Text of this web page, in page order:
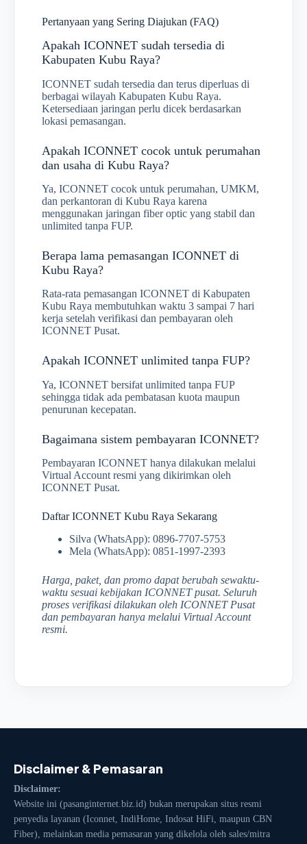
Pertanyaan yang Sering Diajukan (FAQ)
Apakah ICONNET sudah tersedia di
Kabupaten Kubu Raya?
ICONNET sudah tersedia dan terus diperluas di
berbagai wilayah Kabupaten Kubu Raya.
Ketersediaan jaringan perlu dicek berdasarkan
lokasi pemasangan.
Apakah ICONNET cocok untuk perumahan
dan usaha di Kubu Raya?
Ya, ICONNET cocok untuk perumahan, UMKM,
dan perkantoran di Kubu Raya karena
menggunakan jaringan fiber optic yang stabil dan
unlimited tanpa FUP.
Berapa lama pemasangan ICONNET di
Kubu Raya?
Rata-rata pemasangan ICONNET di Kabupaten
Kubu Raya membutuhkan waktu 3 sampai 7 hari
kerja setelah verifikasi dan pembayaran oleh
ICONNET Pusat.
Apakah ICONNET unlimited tanpa FUP?
Ya, ICONNET bersifat unlimited tanpa FUP
sehingga tidak ada pembatasan kuota maupun
penurunan kecepatan.
Bagaimana sistem pembayaran ICONNET?
Pembayaran ICONNET hanya dilakukan melalui
Virtual Account resmi yang dikirimkan oleh
ICONNET Pusat.
Daftar ICONNET Kubu Raya Sekarang
Silva (WhatsApp): 0896-7707-5753
Mela (WhatsApp): 0851-1997-2393
Harga, paket, dan promo dapat berubah sewaktu-
waktu sesuai kebijakan ICONNET pusat. Seluruh
proses verifikasi dilakukan oleh ICONNET Pusat
dan pembayaran hanya melalui Virtual Account
resmi.
Disclaimer & Pemasaran
Disclaimer:
Website ini (pasanginternet.biz.id) bukan merupakan situs resmi
penyedia layanan (Iconnet, IndiHome, Indosat HiFi, maupun CBN
Fiber), melainkan media pemasaran yang dikelola oleh sales/mitra